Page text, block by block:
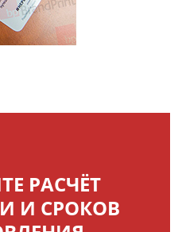
РАСЧЁТ
И СРОКОВ